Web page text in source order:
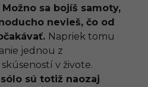
Možno sa bojíš samoty,
nevieš, čo od
Napriek tomu
jednou z
v živote.
sú totiž naozaj